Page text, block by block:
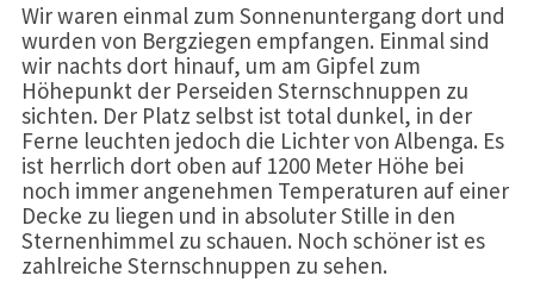
Wir waren einmal zum Sonnenuntergang dort und
wurden von Bergziegen empfangen. Einmal sind
wir nachts dort hinauf, um am Gipfel zum
Höhepunkt der Perseiden Sternschnuppen zu
sichten. Der Platz selbst ist total dunkel, in der
Ferne leuchten jedoch die Lichter von Albenga. Es
ist herrlich dort oben auf 1200 Meter Höhe bei
noch immer angenehmen Temperaturen auf einer
Decke zu liegen und in absoluter Stille in den
Sternenhimmel zu schauen. Noch schöner ist es
zahlreiche Sternschnuppen zu sehen.